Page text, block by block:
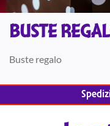
BUSTE
Buste regalo